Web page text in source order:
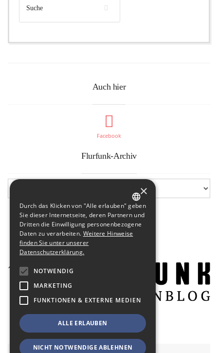
Auch hier
Facebook
Flurfunk-Archiv
GERMAN
ENGLISH
×
Durch das Klicken von "Alle erlauben" geben
Sie dieser Internetseite, deren Partnern und
Dritten die Einwilligung personenbezogene
Daten zu verarbeiten. Weitere Hinweise
finden Sie unter unserer
Datenschutzerklärung.
NOTWENDIG
MARKETING
FUNKTIONEN & EXTERNE MEDIEN
ALLE ERLAUBEN
NICHT NOTWENDIGE ABLEHNEN